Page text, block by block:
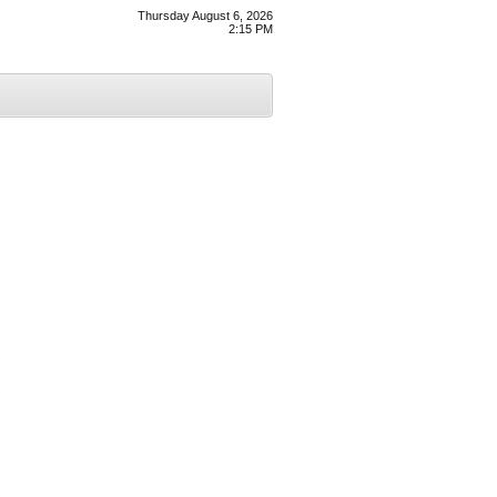
Thursday August 6, 2026
2:15 PM